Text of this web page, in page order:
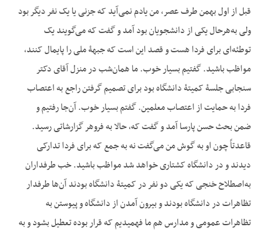
قبل از اول بهمن طرف عصر، من یادم نمی‌آید که جزنی یا یک نفر دیگر بود
ولی به‌هرحال یکی از دانشجویان بود آمد و گفت که می‌گویند یک
توطئه‌ای برای فردا هست و قصد این است که جبهۀ ملی را پایمال کنند،
مواظب باشید. گفتیم بسیار خوب. ما همان‌شب در منزل آقای دکتر
سنجابی جلسۀ کمیتۀ دانشگاه بود برای تصمیم گرفتن راجع به اعتصاب
فردا به حمایت از اعتصاب معلمین. گفتم بسیار خوب. آن‌جا رفتیم و
ضمن بحث حسن پارسا آمد و گفت که، حالا به فروهر گزارشاتی رسید.
قاعدتاً چون او به گوش من می‌گفت نه به جمع که برای فردا تدارکی
دیدند و در دانشگاه کشتاری خواهد شد مواظب باشید. خب طرفداران
به‌اصطلاح خنجی که یکی دو نفر در کمیتۀ دانشگاه بودند آن‌ها طرفدار
تظاهرات در دانشگاه بودند و بیرون آمدن از دانشگاه و پیوستن به
تظاهرات عمومی و مدارس هم ما فهمیدیم که قرار بوده تعطیل بشود و به